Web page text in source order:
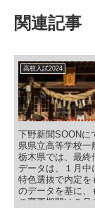
関連記事
高校入試2024
下野新聞SOONに
県県立高等学校一
栃木県では、最終
データは、１月中
特色選抜で内定を
のデータを基に、
の変更期間は２